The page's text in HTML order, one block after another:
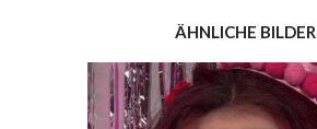
ÄHNLICHE BILDER